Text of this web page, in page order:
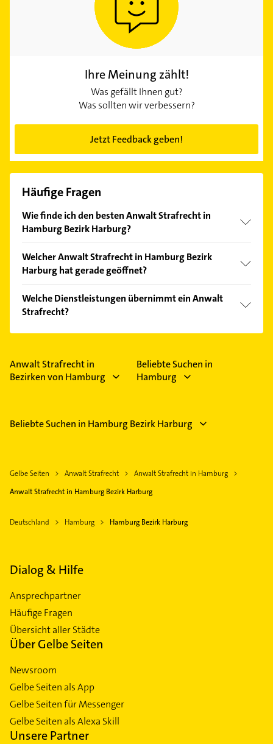
Ihre Meinung zählt!
Was gefällt Ihnen gut?
Was sollten wir verbessern?
Jetzt Feedback geben!
Häufige Fragen
Wie finde ich den besten Anwalt Strafrecht in
Hamburg Bezirk Harburg?
Kundenmeinungen und profitieren Sie von den
Empfehlungen. Die Suchergebnisse können Sie sich
Welcher Anwalt Strafrecht in Hamburg Bezirk
Harburg hat gerade geöffnet?
Bitte beachten Sie, dass diese an Sonn- und
Feiertagen abweichen können.
Welche Dienstleistungen übernimmt ein Anwalt
Strafrecht?
Folgende Leistungen werden angeboten:
und Strafverfahrensrecht, Strafverteidigung und
Fachanwalt für Strafrecht.
Anwalt Strafrecht in
Bezirken von Hamburg
Beliebte Suchen in
Hamburg
Beliebte Suchen in Hamburg Bezirk Harburg
Gelbe Seiten Anwalt Strafrecht
Anwalt Strafrecht in Hamburg
Anwalt Strafrecht in Hamburg Bezirk Harburg
Deutschland Hamburg Hamburg Bezirk Harburg
Dialog & Hilfe
Ansprechpartner
Häufige Fragen
Übersicht aller Städte
Über Gelbe Seiten
Newsroom
Gelbe Seiten als App
Gelbe Seiten für Messenger
Gelbe Seiten als Alexa Skill
Unsere Partner